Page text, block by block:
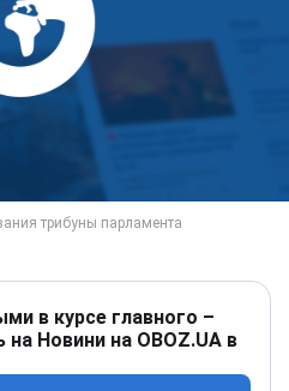
в курсе главного –
Новини на OBOZ.UA в